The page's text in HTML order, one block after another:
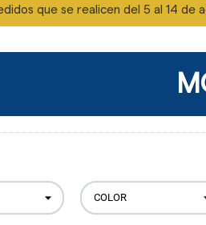
que se realicen del 5 al 14